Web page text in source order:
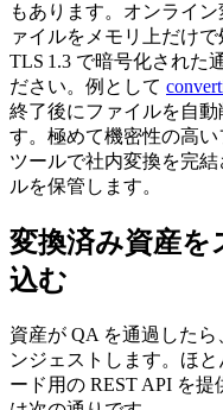
もあります。オンライ
ァイルをメモリ上だけ
TLS 1.3 で暗号化された
ださい。例として
終了後にファイルを自
す。極めて機密性の高
ツールで社内変換を完
ルを保管します。
変換済み資産
込む
資産が QA を通過した
ンジェストします。ほ
ード用の REST API を